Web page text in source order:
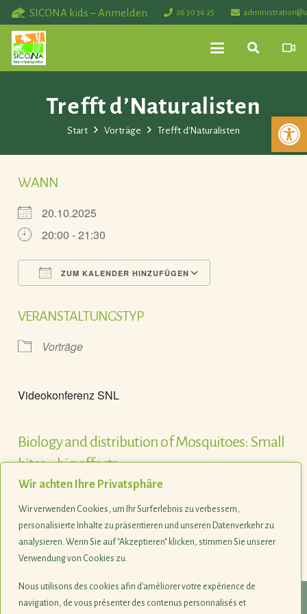
Wir achten Ihre Privatsphäre
Wir verwenden Cookies, um Ihr Surferlebnis zu verbessern,
personalisierte Inhalte zu präsentieren und unseren Datenverkehr zu
analysieren. Wenn Sie auf "Akzeptieren" klicken, stimmen Sie unserer
Verwendung von Cookies zu.
Nous utilisons des cookies afin d'améliorer votre expérience de
navigation, de vous présenter des contenus personnalisés et
SICONA kids – Anmelden 26 30 36 25
Trefft d’Naturalisten
Start Vorträge Trefft d’Naturalisten
WANN
20.10.2025
20:00 - 21:30
ZUM KALENDER HINZUFÜGEN
VERANSTALTUNGSTYP
Vorträge
Videokonferenz SNL
Biology and distribution of Mosquitoes: Small
bites – big effects
Flyer und Anmeldung überwww.snl.lu/events/serie-
videokonferenzenoderwww.mnhn.lu/videoconferences
© 1990-2026